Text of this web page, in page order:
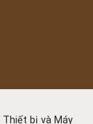
Thiết bị và Máy